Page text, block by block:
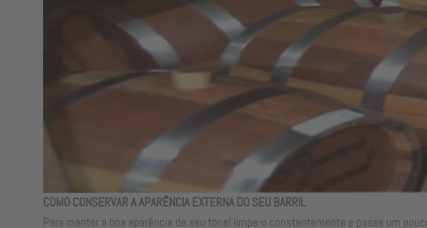
COMO CONSERVAR A APARÊNCIA EXTERNA DO SEU BARRIL
Para manter a boa aparência de seu tonel limpe-o constantemente e passe um